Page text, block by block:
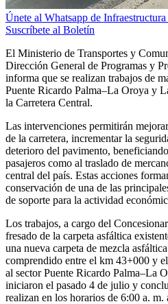
Únete al Whatsapp de
Suscríbete al Boletín
El Ministerio de Transportes y
Dirección General de Programas y
informa que se realizan trabajos de
Puente Ricardo Palma–La Oroya y
la Carretera Central.
Las intervenciones permitirán
de la carretera, incrementar la
deterioro del pavimento,
pasajeros como al traslado de
central del país. Estas acciones
conservación de una de las
de soporte para la actividad
Los trabajos, a cargo del
fresado de la carpeta asfáltica
una nueva carpeta de mezcla
comprendido entre el km 43+000 y
al sector Puente Ricardo Palma–La
iniciaron el pasado 4 de julio y
realizan en los horarios de 6:00 a. m.